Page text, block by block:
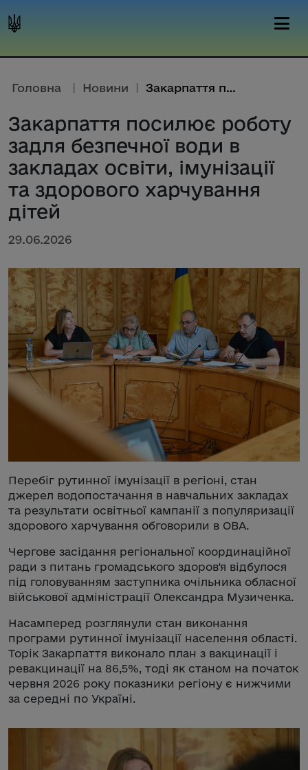
Головна | Новини | Закарпаття посилює роботу задл...
Закарпаття посилює роботу
задля безпечної води в
закладах освіти, імунізації
та здорового харчування
дітей
29.06.2026
Перебіг рутинної імунізації в регіоні, стан
джерел водопостачання в навчальних закладах
та результати освітньої кампанії з популяризації
здорового харчування обговорили в ОВА.
Чергове засідання регіональної координаційної
ради з питань громадського здоров'я відбулося
під головуванням заступника очільника обласної
військової адміністрації Олександра Музиченка.
Насамперед розглянули стан виконання
програми рутинної імунізації населення області.
Торік Закарпаття виконало план з вакцинації і
ревакцинації на 86,5%, тоді як станом на початок
червня 2026 року показники регіону є нижчими
за середні по Україні.